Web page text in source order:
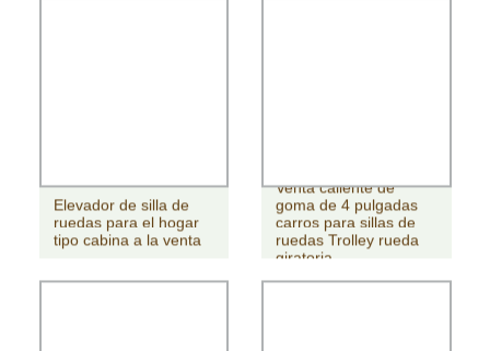
Elevador de silla de
ruedas para el hogar
tipo cabina a la venta
Venta caliente de
goma de 4 pulgadas
carros para sillas de
ruedas Trolley rueda
giratoria